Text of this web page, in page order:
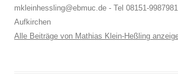
mkleinhessling@ebmuc.de - Tel 08151-
Aufkirchen
Alle Beiträge von Mathias Klein-Heßling